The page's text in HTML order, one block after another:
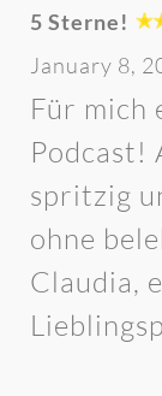
5 Sterne!
January 8,
Für mich
Podcast!
spritzig
ohne
Claudia,